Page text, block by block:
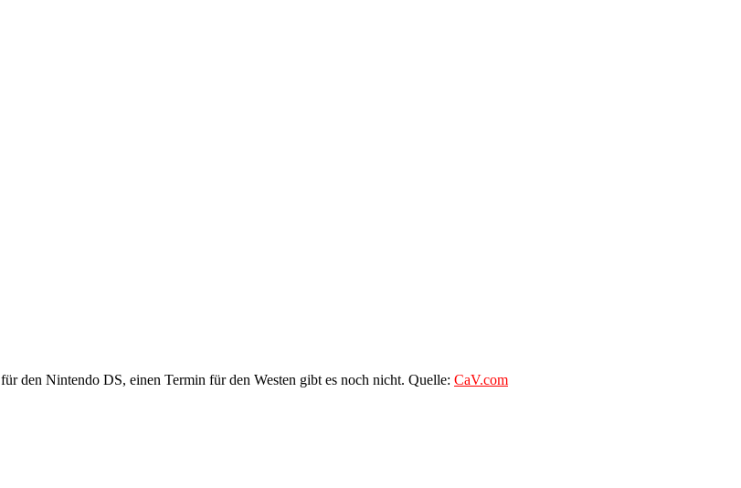
für den Nintendo DS, einen Termin für den Westen gibt es noch nicht. Quelle: CaV.com